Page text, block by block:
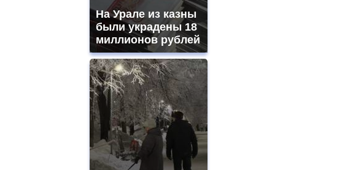
На Урале из казны
были украдены 18
миллионов рублей